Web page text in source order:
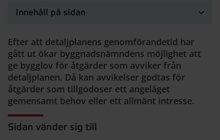
Innehåll på sidan
Efter att detaljplanens genomförandetid har
gått ut ökar byggnadsnämndens möjlighet att
ge bygglov för åtgärder som avviker från
detaljplanen. Då kan avvikelser godtas för
åtgärder som tillgodoser ett angeläget
gemensamt behov eller ett allmänt intresse.
Sidan vänder sig till